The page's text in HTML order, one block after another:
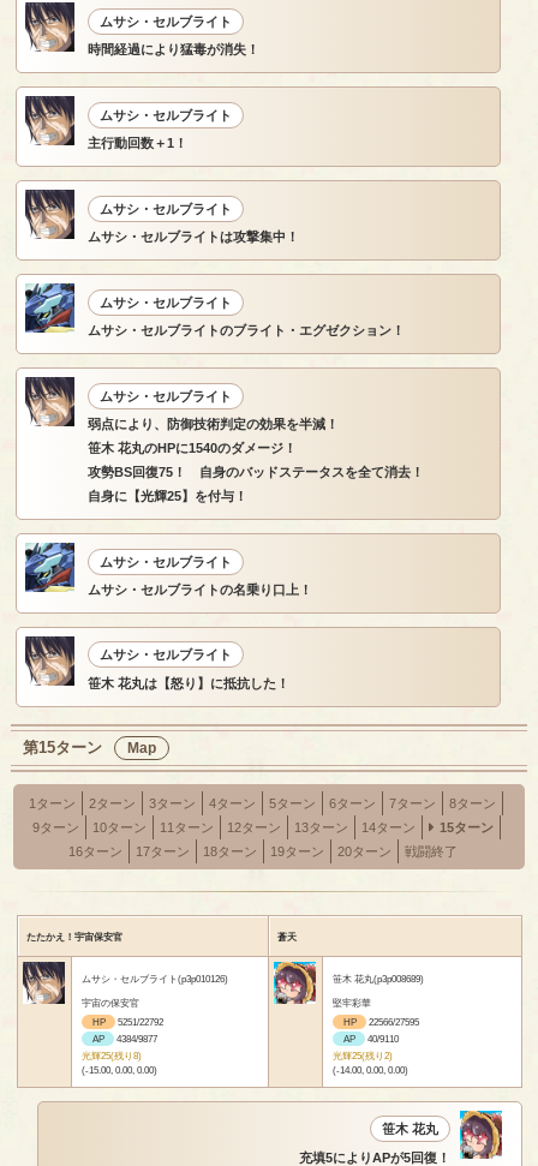
ムサシ・セルブライト
時間経過により猛毒が消失！
ムサシ・セルブライト
主行動回数＋1！
ムサシ・セルブライト
ムサシ・セルブライトは攻撃集中！
ムサシ・セルブライト
ムサシ・セルブライトのブライト・エグゼクション！
ムサシ・セルブライト
弱点により、防御技術判定の効果を半減！
笹木 花丸のHPに1540のダメージ！
攻勢BS回復75！ 自身のバッドステータスを全て消去！
自身に【光輝25】を付与！
ムサシ・セルブライト
ムサシ・セルブライトの名乗り口上！
ムサシ・セルブライト
笹木 花丸は【怒り】に抵抗した！
第15ターン Map
1ターン 2ターン 3ターン 4ターン 5ターン 6ターン 7ターン
8ターン
9ターン
10ターン 11ターン 12ターン 13ターン 14ターン
15ターン
16ターン
17ターン 18ターン 19ターン 20ターン 戦闘終了
たたかえ！宇宙保安官 蒼天
ムサシ・セルブライト(p3p010126)
宇宙の保安官
HP
5251/22792
AP
4384/9877
光輝25(残り8)
(-15.00, 0.00, 0.00)
笹木 花丸(p3p008689)
堅牢彩華
HP
22566/27595
AP
40/9110
光輝25(残り2)
(-14.00, 0.00, 0.00)
笹木 花丸
充填5によりAPが5回復！